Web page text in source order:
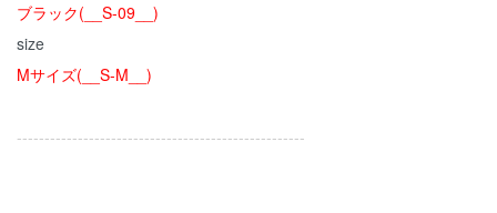
ブラック(__S-09__)
size
Mサイズ(__S-M__)
----------------------------------------------------